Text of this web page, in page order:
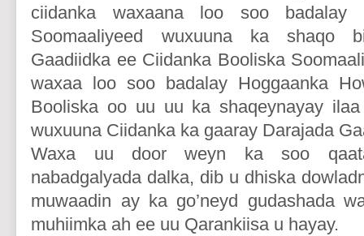
ciidanka waxaana loo soo badalay
Soomaaliyeed wuxuuna ka shaqo
Gaadiidka ee Ciidanka Booliska
waxaa loo soo badalay Hoggaanka
Booliska oo uu uu ka shaqeynayay ilaa
wuxuuna Ciidanka ka gaaray Darajada
Waxa uu door weyn ka soo
nabadgalyada dalka, dib u dhiska
muwaadin ay ka go’neyd gudashada
muhiimka ah ee uu Qarankiisa u hayay.